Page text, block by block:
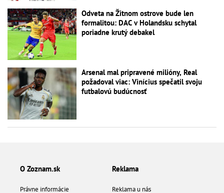
Odveta na Žitnom ostrove bude len
formalitou: DAC v Holandsku schytal
poriadne krutý debakel
Arsenal mal pripravené milióny, Real
požadoval viac: Vinícius spečatil svoju
futbalovú budúcnosť
O Zoznam.sk
Právne informácie
Reklama
Reklama u nás